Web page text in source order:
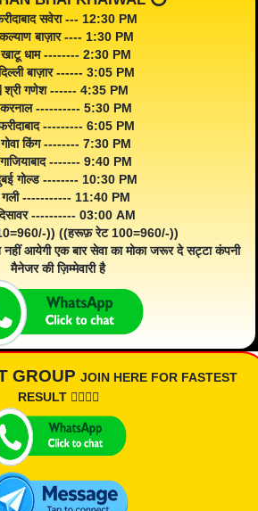
सवेरा --- 12:30 PM
बाज़ार ---- 1:30 PM
धाम -------- 2:30 PM
बाज़ार ------ 3:05 PM
श्री गणेश ------ 4:35 PM
---------- 5:30 PM
--------- 6:05 PM
किंग -------- 7:30 PM
------- 9:40 PM
गोल्ड -------- 10:30 PM
गली ----------- 11:40 PM
---------- 03:00 AM
)) ((हरूफ़ रेट 100=960/-))
आयेगी एक बार सेवा का मोका जरूर दे सट्टा कंपनी
मैनेजर की ज़िम्मेवारी है
GROUP JOIN HERE FOR FASTEST
RESULT 👇🏾👇🏾